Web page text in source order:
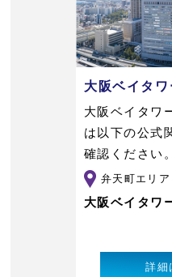
大阪ベイタ
大阪ベイタワ
は以下の公式
確認ください。
弁天町エリア
大阪ベイタワ
詳細